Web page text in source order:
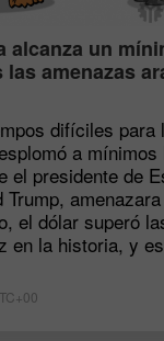
alcanza un
amenazas
difíciles para
a
el presidente de
Trump,
el dólar superó
en la historia, y